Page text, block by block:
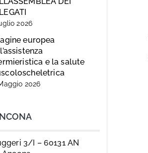
2026
europea
e la salute
2026
3/I – 60131 AN